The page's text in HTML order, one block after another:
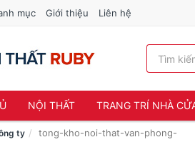
mục Giới thiệu Liên hệ
NỘI THẤT TRANG TRÍ NHÀ
ty tong-kho-noi-that-van-phong-